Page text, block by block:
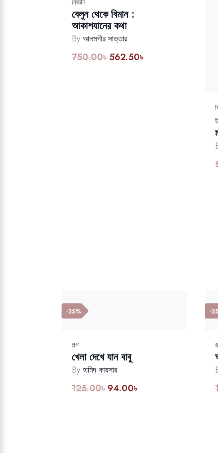
বেলুন থেকে বিমান :
আকাশযানের কথা
By আলমগীর সাত্তার
750.00৳ 562.50৳
-25%
গল্প
খেলা দেখে যান বাবু
By হামিদ কায়সার
125.00৳ 94.00৳
-